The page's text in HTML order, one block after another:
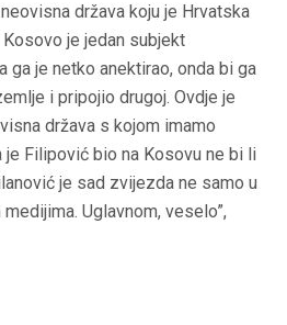
država koju je Hrvatska
je jedan subjekt
ga je netko anektirao, onda bi ga
i pripojio drugoj. Ovdje je
država s kojom imamo
Filipović bio na Kosovu ne bi li
je sad zvijezda ne samo u
Uglavnom, veselo”,